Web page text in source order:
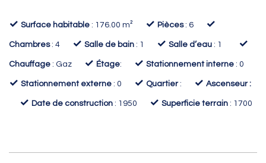
✓ Surface habitable : 176.00 m² ✓ Pièces: 6 ✓
Chambres: 4 ✓ Salle de bain : 1 ✓ Salle d’eau : 1 ✓
Chauffage : Gaz ✓ Étage: ✓ Stationnement interne : 0
✓ Stationnement externe : 0 ✓ Quartier: ✓ Ascenseur :
✓ Date de construction : 1950 ✓ Superficie terrain : 1700